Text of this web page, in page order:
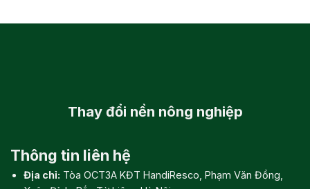
Thay đổi nền nông nghiệp
Thông tin liên hệ
Địa chỉ: Tòa OCT3A KĐT HandiResco, Phạm Văn Đồng,